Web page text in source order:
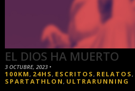
EL DIOS HA MUERTO
3 OCTUBRE, 2023 •
100KM , 24HS , ESCRITOS , RELATOS ,
SPARTATHLON , ULTRARUNNING